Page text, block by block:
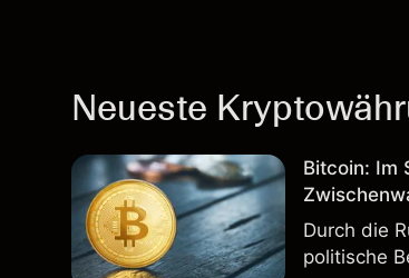
Neueste
Bitcoin: Im
Durch die
politische